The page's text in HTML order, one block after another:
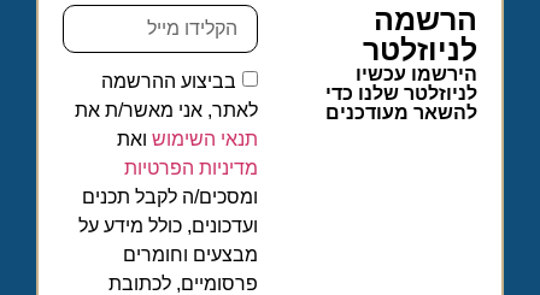
הרשמה
לניוזלטר
הירשמו עכשיו
לניוזלטר שלנו כדי
להשאר מעודכנים
בביצוע ההרשמה
לאתר, אני מאשר/ת את
תנאי השימוש ואת
מדיניות הפרטיות
ומסכים/ה לקבל תכנים
ועדכונים, כולל מידע על
מבצעים וחומרים
פרסומיים, לכתובת